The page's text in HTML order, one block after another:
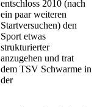
entschloss 2010 (nach
ein paar weiteren
Startversuchen) den
Sport etwas
strukturierter
anzugehen und trat
dem TSV Schwarme in
der